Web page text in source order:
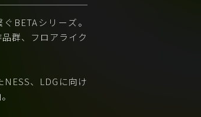
BETAシリーズ。
群、フロアライク
、LDGに向け